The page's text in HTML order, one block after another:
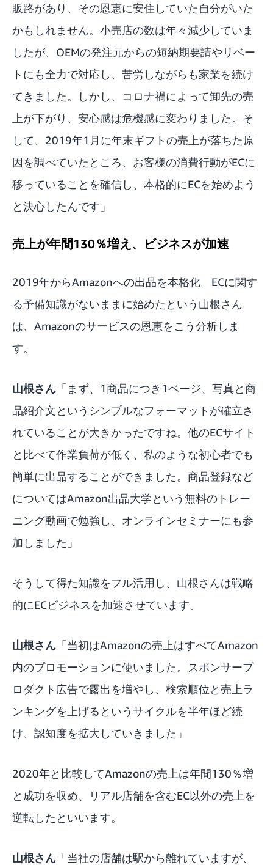
販路があり、その恩恵に安住していた自分がいた
かもしれません。小売店の数は年々減少していま
したが、OEMの発注元からの短納期要請やリベー
トにも全力で対応し、苦労しながらも家業を続け
てきました。しかし、コロナ禍によって卸先の売
上が下がり、安心感は危機感に変わりました。そ
して、2019年1月に年末ギフトの売上が落ちた原
因を調べていたところ、お客様の消費行動がECに
移っていることを確信し、本格的にECを始めよう
と決心したんです」
売上が年間130％増え、ビジネスが加速
2019年からAmazonへの出品を本格化。ECに関す
る予備知識がないままに始めたという山根さん
は、Amazonのサービスの恩恵をこう分析しま
す。
山根さん 「まず、1商品につき1ページ、写真と商
品紹介文というシンプルなフォーマットが確立さ
れていることが大きかったですね。他のECサイト
と比べて作業負荷が低く、私のような初心者でも
簡単に出品することができました。商品登録など
についてはAmazon出品大学という無料のトレー
ニング動画で勉強し、オンラインセミナーにも参
加しました」
そうして得た知識をフル活用し、山根さんは戦略
的にECビジネスを加速させています。
山根さん 「当初はAmazonの売上はすべてAmazon
内のプロモーションに使いました。スポンサープ
ロダクト広告で露出を増やし、検索順位と売上ラ
ンキングを上げるというサイクルを半年ほど続
け、認知度を拡大していきました」
2020年と比較してAmazonの売上は年間130％増
と成功を収め、リアル店舗を含むEC以外の売上を
逆転したといいます。
山根さん 「当社の店舗は駅から離れていますが、